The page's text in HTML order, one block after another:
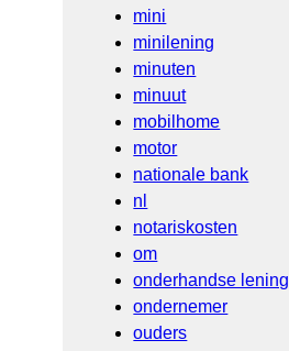
mini
minilening
minuten
minuut
mobilhome
motor
nationale bank
nl
notariskosten
om
onderhandse lening
ondernemer
ouders